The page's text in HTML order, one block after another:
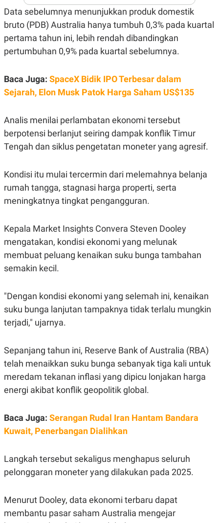
S
E
E
N
I
A
N
V
E
S
T
R
KANAL
P
A
D
A
T
A
I
G
S
N
T
A
N
T
P
S
U
S
JARINGAN
O
A
A
D
E
M
R
S
E
A
S
E
AI
Data sebelumnya menunjukkan produk domestik
bruto (PDB) Australia hanya tumbuh 0,3% pada kuartal
pertama tahun ini, lebih rendah dibandingkan
pertumbuhan 0,9% pada kuartal sebelumnya.
Baca Juga: SpaceX Bidik IPO Terbesar dalam
Sejarah, Elon Musk Patok Harga Saham US$135
Analis menilai perlambatan ekonomi tersebut
berpotensi berlanjut seiring dampak konflik Timur
Tengah dan siklus pengetatan moneter yang agresif.
Kondisi itu mulai tercermin dari melemahnya belanja
rumah tangga, stagnasi harga properti, serta
meningkatnya tingkat pengangguran.
Kepala Market Insights Convera Steven Dooley
mengatakan, kondisi ekonomi yang melunak
membuat peluang kenaikan suku bunga tambahan
semakin kecil.
"Dengan kondisi ekonomi yang selemah ini, kenaikan
suku bunga lanjutan tampaknya tidak terlalu mungkin
terjadi," ujarnya.
Sepanjang tahun ini, Reserve Bank of Australia (RBA)
telah menaikkan suku bunga sebanyak tiga kali untuk
meredam tekanan inflasi yang dipicu lonjakan harga
energi akibat konflik geopolitik global.
Baca Juga: Serangan Rudal Iran Hantam Bandara
Kuwait, Penerbangan Dialihkan
Langkah tersebut sekaligus menghapus seluruh
pelonggaran moneter yang dilakukan pada 2025.
Menurut Dooley, data ekonomi terbaru dapat
membantu pasar saham Australia mengejar